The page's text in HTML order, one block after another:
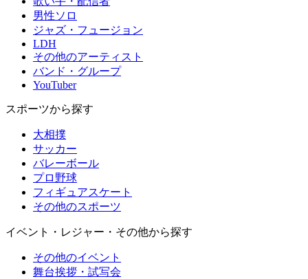
男性ソロ
ジャズ・フュージョン
LDH
その他のアーティスト
バンド・グループ
YouTuber
スポーツから探す
大相撲
サッカー
バレーボール
プロ野球
フィギュアスケート
その他のスポーツ
イベント・レジャー・その他から探す
その他のイベント
舞台挨拶・試写会